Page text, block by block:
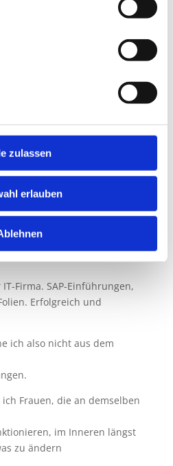
zulassen
erlauben
anderes: Mathematikerin
Firma. SAP-Einführungen,
Erfolgreich und
ich also nicht aus dem
Frauen, die an demselben
im Inneren längst
zu ändern